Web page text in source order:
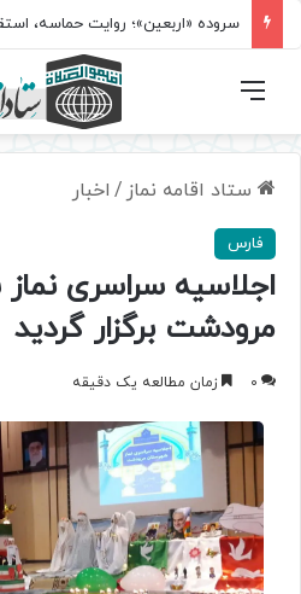
فهرست
ستاد اقامه نماز / اخبار
فارس
اجلاسیه سراسری
مرودشت برگزار گردید
0 زمان مطالعه یک دقیقه